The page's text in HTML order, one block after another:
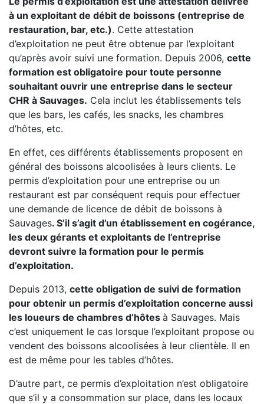
à un exploitant de débit de boissons (entreprise de
restauration, bar, etc.). Cette attestation
d’exploitation ne peut être obtenue par l’exploitant
qu’après avoir suivi une formation. Depuis 2006, cette
formation est obligatoire pour toute personne
souhaitant ouvrir une entreprise dans le secteur
CHR à Sauvages. Cela inclut les établissements tels
que les bars, les cafés, les snacks, les chambres
d’hôtes, etc.
En effet, ces différents établissements proposent en
général des boissons alcoolisées à leurs clients. Le
permis d’exploitation pour une entreprise ou un
restaurant est par conséquent requis pour effectuer
une demande de licence de débit de boissons à
Sauvages. S’il s’agit d’un établissement en cogérance,
les deux gérants et exploitants de l’entreprise
devront suivre la formation pour le permis
d’exploitation.
Depuis 2013, cette obligation de suivi de formation
pour obtenir un permis d’exploitation concerne aussi
les loueurs de chambres d’hôtes à Sauvages. Mais
c’est uniquement le cas lorsque l’exploitant propose ou
vendent des boissons alcoolisées à leur clientèle. Il en
est de même pour les tables d’hôtes.
D’autre part, ce permis d’exploitation n’est obligatoire
que s’il y a consommation sur place, dans les locaux